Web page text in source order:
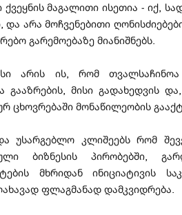
მაგალითი ისეთია - იქ,
და არა მოჩვენებითი
გარემოებაზე მიანიშნებს.
არის ის, რომ
გააზრების, მისი გადახედვის
ცხოვრებაში მონაწილეობის
უსარგებლო კლიშეებს რომ
ბიზნესის პირობებში,
მხრიდან ინიციატივის
ფლაგმანად დამკვიდრება.